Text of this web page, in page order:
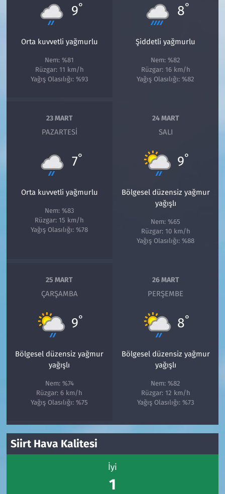
9°
Orta kuvvetli yağmurlu
Nem: %81
Rüzgar: 11 km/h
Yağış Olasılığı: %93
8°
Şiddetli yağmurlu
Nem: %82
Rüzgar: 16 km/h
Yağış Olasılığı: %82
23 MART
PAZARTESI
7°
Orta kuvvetli yağmurlu
Nem: %83
Rüzgar: 15 km/h
Yağış Olasılığı: %78
24 MART
SALI
9°
Bölgesel düzensiz yağmur
yağışlı
Nem: %65
Rüzgar: 10 km/h
Yağış Olasılığı: %88
25 MART
ÇARŞAMBA
9°
Bölgesel düzensiz yağmur
yağışlı
Nem: %74
Rüzgar: 6 km/h
Yağış Olasılığı: %75
26 MART
PERŞEMBE
8°
Bölgesel düzensiz yağmur
yağışlı
Nem: %82
Rüzgar: 12 km/h
Yağış Olasılığı: %73
Siirt Hava Kalitesi
İyi
1